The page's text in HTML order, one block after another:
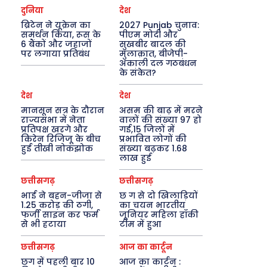
दुनिया
ब्रिटेन ने यूक्रेन का
समर्थन किया, रूस के
6 बैंकों और जहाजों
पर लगाया प्रतिबंध
देश
2027 Punjab चुनाव:
पीएम मोदी और
सुखबीर बादल की
मुलाक़ात, बीजेपी-
अकाली दल गठबंधन
के संकेत?
देश
मानसून सत्र के दौरान
राज्यसभा में नेता
प्रतिपक्ष खरगे और
किरेन रिजिजू के बीच
हुई तीखी नोकझोक
देश
असम की बाढ़ में मरने
वालों की संख्या 97 हो
गई,15 जिलों में
प्रभावित लोगों की
संख्या बढ़कर 1.68
लाख हुई
छत्तीसगढ़
भाई ने बहन-जीजा से
1.25 करोड़ की ठगी,
फर्जी साइन कर फर्म
से भी हटाया
छत्तीसगढ़
छ ग से दो खिलाड़ियों
का चयन भारतीय
जूनियर महिला हॉकी
टीम में हुआ
छत्तीसगढ़
छग में पहली बार 10
आज का कार्टून
आज का कार्टून :